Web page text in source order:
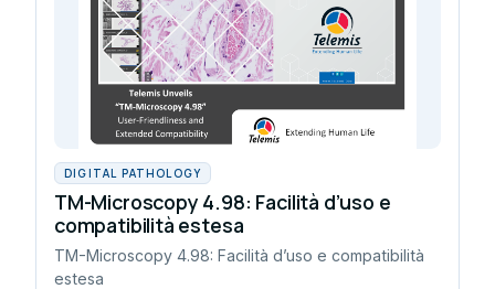
DIGITAL PATHOLOGY
TM-Microscopy 4.98: Facilità d’uso e
compatibilità estesa
TM-Microscopy 4.98: Facilità d’uso e compatibilità
estesa